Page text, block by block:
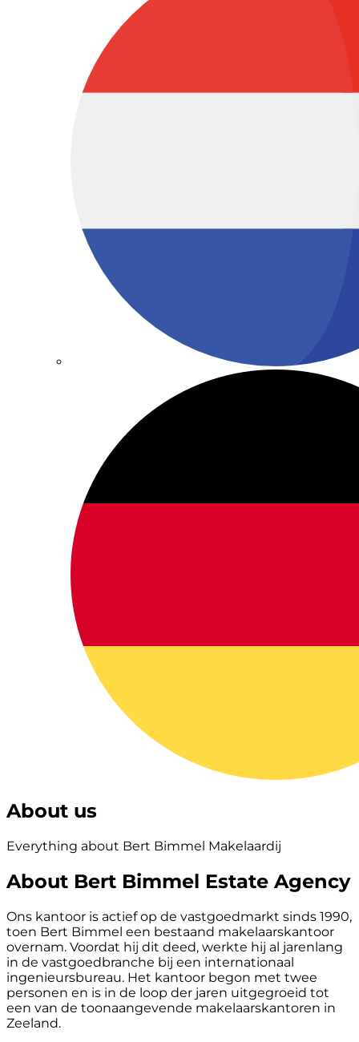
About us
Everything about Bert Bimmel Makelaardij
About Bert Bimmel Estate Agency
Ons kantoor is actief op de vastgoedmarkt sinds 1990,
toen Bert Bimmel een bestaand makelaarskantoor
overnam. Voordat hij dit deed, werkte hij al jarenlang
in de vastgoedbranche bij een internationaal
ingenieursbureau. Het kantoor begon met twee
personen en is in de loop der jaren uitgegroeid tot
een van de toonaangevende makelaarskantoren in
Zeeland.